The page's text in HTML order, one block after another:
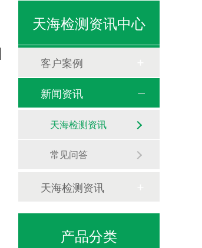
天海检测资讯中心
客户案例
新闻资讯
天海检测资讯
常见问答
天海检测资讯
产品分类